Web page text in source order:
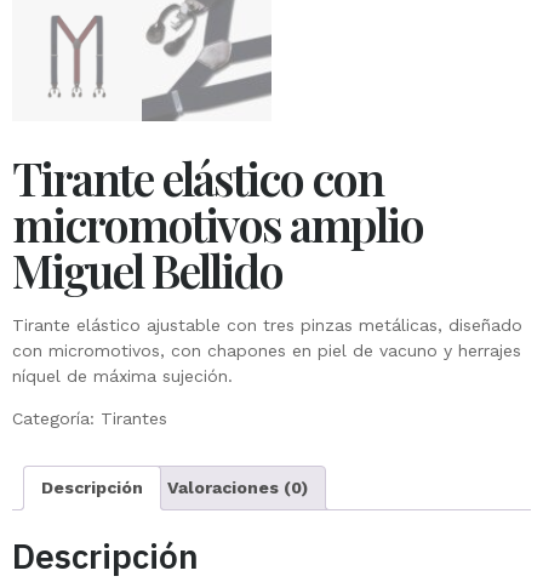
Tirante elástico con
micromotivos amplio
Miguel Bellido
Tirante elástico ajustable con tres pinzas metálicas, diseñado
con micromotivos, con chapones en piel de vacuno y herrajes
níquel de máxima sujeción.
Categoría: Tirantes
Descripción Valoraciones (0)
Descripción